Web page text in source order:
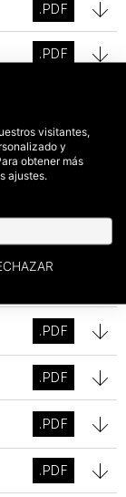
.PDF
.PDF
.PDF
.PDF
.PDF
.PDF
.PDF
visitantes,
y
obtener más
ajustes.